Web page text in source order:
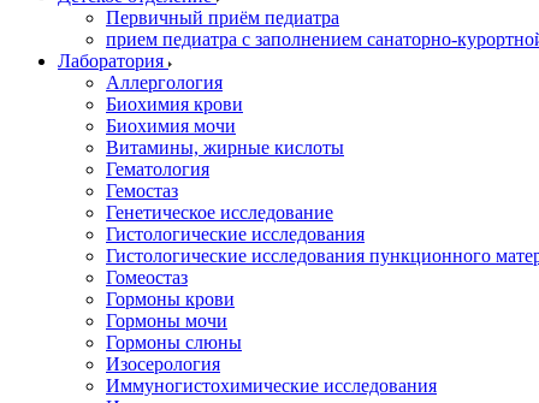
Первичный приём педиатра
прием педиатра с заполнением санаторно-
Лаборатория
Аллергология
Биохимия крови
Биохимия мочи
Витамины, жирные кислоты
Гематология
Гемостаз
Генетическое исследование
Гистологические исследования
Гистологические исследования пункционного
Гомеостаз
Гормоны крови
Гормоны мочи
Гормоны слюны
Изосерология
Иммуногистохимические исследования